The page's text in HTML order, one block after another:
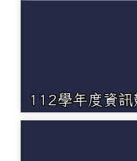
112學年度資訊